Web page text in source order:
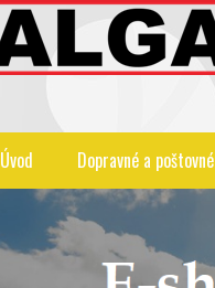
Úvod Dopravné a poštovné